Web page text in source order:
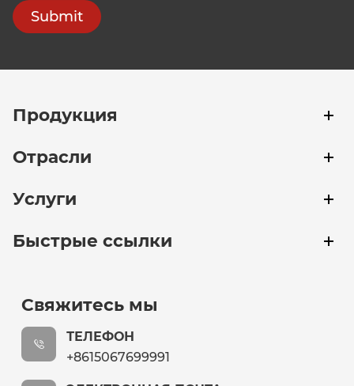
Submit
Продукция
Отрасли
Услуги
Быстрые ссылки
Свяжитесь мы
ТЕЛЕФОН
+8615067699991